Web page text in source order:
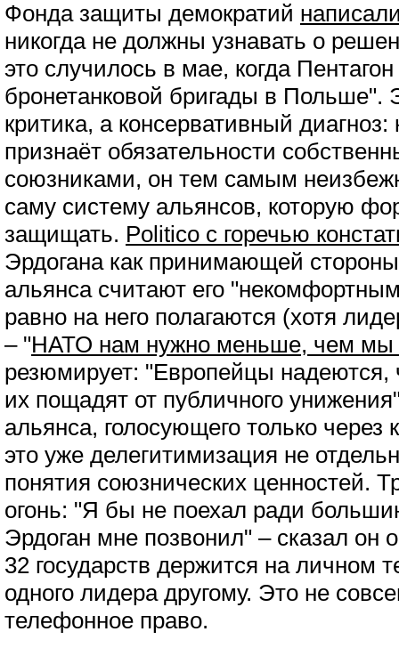
Фонда защиты демократий
никогда не должны узнавать о
это случилось в мае, когда
бронетанковой бригады в Польше".
критика, а консервативный диагноз:
признаёт обязательности
союзниками, он тем самым
саму систему альянсов, которую
защищать. Politico с горечью
Эрдогана как принимающей
альянса считают его
равно на него полагаются (хотя
– "НАТО нам нужно меньше, чем
резюмирует: "Европейцы надеются,
их пощадят от публичного
альянса, голосующего только через
это уже делегитимизация не
понятия союзнических ценностей.
огонь: "Я бы не поехал ради
Эрдоган мне позвонил" – сказал
32 государств держится на личном
одного лидера другому. Это не
телефонное право.